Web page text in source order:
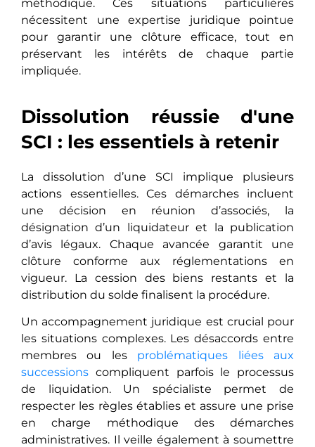
méthodique. Ces situations particulières
nécessitent une expertise juridique pointue
pour garantir une clôture efficace, tout en
préservant les intérêts de chaque partie
impliquée.
Dissolution réussie d'une
SCI : les essentiels à retenir
La dissolution d’une SCI implique plusieurs
actions essentielles. Ces démarches incluent
une décision en réunion d’associés, la
désignation d’un liquidateur et la publication
d’avis légaux. Chaque avancée garantit une
clôture conforme aux réglementations en
vigueur. La cession des biens restants et la
distribution du solde finalisent la procédure.
Un accompagnement juridique est crucial pour
les situations complexes. Les désaccords entre
membres ou les problématiques liées aux
successions compliquent parfois le processus
de liquidation. Un spécialiste permet de
respecter les règles établies et assure une prise
en charge méthodique des démarches
administratives. Il veille également à soumettre